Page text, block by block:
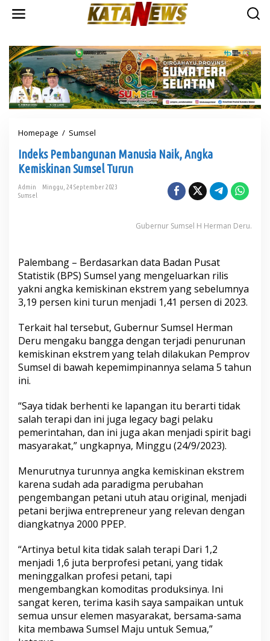
Homepage / Sumsel
d
e
k
s
g
u
n
a
n
a
n
s
i
a
k
,
A
g
a
K
e
m
k
i
n
a
n
u
m
Indeks Pembangunan Manusia Naik, Angka
Kemiskinan Sumsel Turun
Admin
Minggu, 24 September 2023
Sumsel
Gubernur Sumsel H Herman Deru.
Palembang – Berdasarkan data Badan Pusat
Statistik (BPS) Sumsel yang mengeluarkan rilis
yakni angka kemiskinan ekstrem yang sebelumnya
3,19 persen kini turun menjadi 1,41 persen di 2023.
Terkait hal tersebut, Gubernur Sumsel Herman
Deru mengaku bangga dengan terjadi penurunan
kemiskinan ekstrem yang telah dilakukan Pemprov
Sumsel di bawah kepemimpinannya selama 5 tahun
ini.
“Saya tidak berhenti ke lapangan itu berarti tidak
salah terapi dan ini juga legacy bagi pelaku
pemerintahan, dan ini juga akan menjadi spirit bagi
masyarakat,” ungkapnya, Minggu (24/9/2023).
Menurutnya turunnya angka kemiskinan ekstrem
karena sudah ada paradigma perubahan
pengembangan petani utuh atau original, menjadi
petani berjiwa entrepreneur yang relevan dengan
diangkatnya 2000 PPEP.
“Artinya betul kita tidak salah terapi Dari 1,2
menjadi 1,6 juta berprofesi petani, yang tidak
meninggalkan profesi petani, tapi
mengembangkan komoditas produksinya. Ini
sangat keren, terima kasih saya sampaikan untuk
semua unsur elemen masyarakat, bersama-sama
kita membawa Sumsel Maju untuk Semua,”